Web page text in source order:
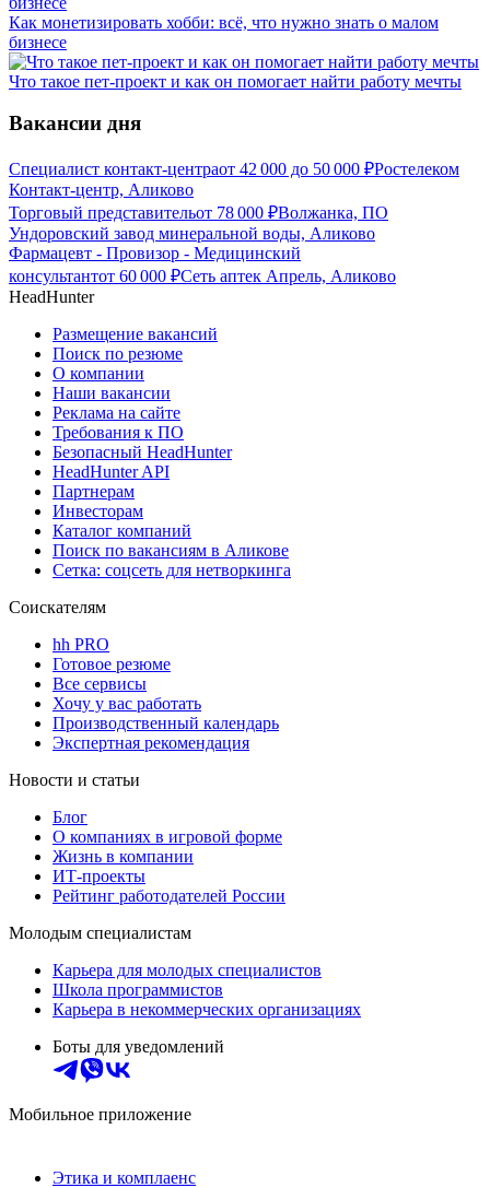
Как монетизировать хобби: всё, что нужно знать о малом
бизнесе
Что такое пет-проект и как он помогает найти работу мечты
Вакансии дня
Специалист контакт-центраот 42 000 до 50 000 ₽Ростелеком
Контакт-центр, Аликово
Торговый представительот 78 000 ₽Волжанка, ПО
Ундоровский завод минеральной воды, Аликово
Фармацевт - Провизор - Медицинский
консультантот 60 000 ₽Сеть аптек Апрель, Аликово
HeadHunter
Размещение вакансий
Поиск по резюме
О компании
Наши вакансии
Реклама на сайте
Требования к ПО
Безопасный HeadHunter
HeadHunter API
Партнерам
Инвесторам
Каталог компаний
Поиск по вакансиям в Аликове
Сетка: соцсеть для нетворкинга
Соискателям
hh PRO
Готовое резюме
Все сервисы
Хочу у вас работать
Производственный календарь
Экспертная рекомендация
Новости и статьи
Блог
О компаниях в игровой форме
Жизнь в компании
ИТ-проекты
Рейтинг работодателей России
Молодым специалистам
Карьера для молодых специалистов
Школа программистов
Карьера в некоммерческих организациях
Боты для уведомлений
Мобильное приложение
Этика и комплаенс